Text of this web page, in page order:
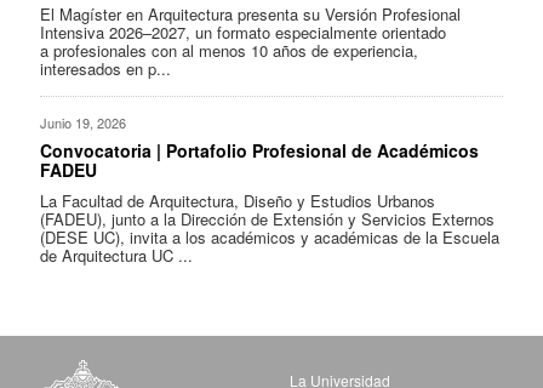
El Magíster en Arquitectura presenta su Versión Profesional
Intensiva 2026–2027, un formato especialmente orientado
a profesionales con al menos 10 años de experiencia,
interesados en p...
Junio 19, 2026
Convocatoria | Portafolio Profesional de Académicos
FADEU
La Facultad de Arquitectura, Diseño y Estudios Urbanos
(FADEU), junto a la Dirección de Extensión y Servicios Externos
(DESE UC), invita a los académicos y académicas de la Escuela
de Arquitectura UC ...
La Universidad